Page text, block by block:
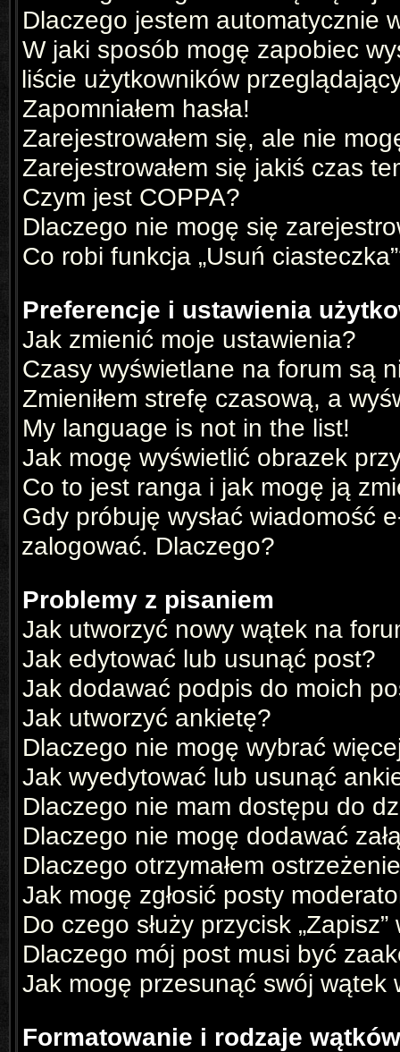
Dlaczego jestem automatycznie
W jaki sposób mogę zapobiec
liście użytkowników
Zapomniałem hasła!
Zarejestrowałem się, ale nie
Zarejestrowałem się jakiś czas
Czym jest COPPA?
Dlaczego nie mogę się
Co robi funkcja „Usuń
Preferencje i ustawienia
Jak zmienić moje ustawienia?
Czasy wyświetlane na forum są
Zmieniłem strefę czasową, a
My language is not in the list!
Jak mogę wyświetlić obrazek
Co to jest ranga i jak mogę ją
Gdy próbuję wysłać wiadomość
zalogować. Dlaczego?
Problemy z pisaniem
Jak utworzyć nowy wątek na
Jak edytować lub usunąć post?
Jak dodawać podpis do moich
Jak utworzyć ankietę?
Dlaczego nie mogę wybrać
Jak wyedytować lub usunąć
Dlaczego nie mam dostępu do
Dlaczego nie mogę dodawać
Dlaczego otrzymałem
Jak mogę zgłosić posty
Do czego służy przycisk
Dlaczego mój post musi być
Jak mogę przesunąć swój wątek
Formatowanie i rodzaje wątków